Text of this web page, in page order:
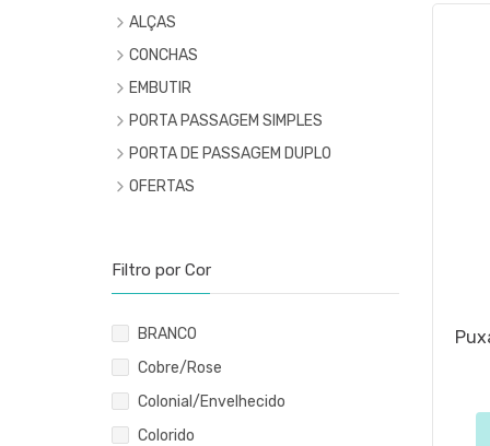
ALÇAS
CONCHAS
EMBUTIR
PORTA PASSAGEM SIMPLES
PORTA DE PASSAGEM DUPLO
OFERTAS
Filtro por Cor
BRANCO
Cobre/Rose
Colonial/Envelhecido
Colorido